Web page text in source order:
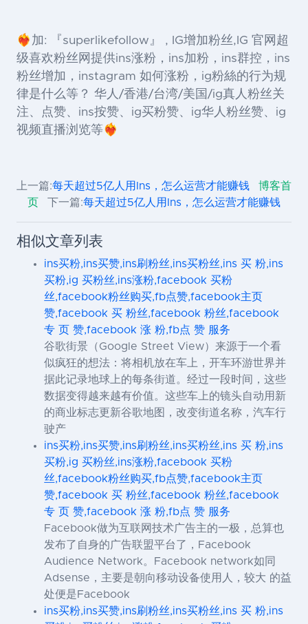
❤️‍🔥加: 『superlikefollow』 , IG增加粉丝,IG 官网超
级喜欢粉丝网提供ins涨粉，ins加粉，ins群控，ins
粉丝增加，instagram 如何涨粉，ig粉絲的行为规
律是什么等？ 华人/香港/台湾/美国/ig真人粉丝关
注、点赞、ins按赞、ig买粉赞、ig华人粉丝赞、ig
视频直播浏览等❤️‍🔥
上一篇:每天超过5亿人用Ins，怎么运营才能赚钱
博客首
页
下一篇:每天超过5亿人用Ins，怎么运营才能赚钱
相似文章列表
ins买粉,ins买赞,ins刷粉丝,ins买粉丝,ins 买 粉,ins
买粉,ig 买粉丝,ins涨粉,facebook 买粉
丝,facebook粉丝购买,fb点赞,facebook主页
赞,facebook 买 粉丝,facebook 粉丝,facebook
专 页 赞,facebook 涨 粉,fb点 赞 服务
谷歌街景（Google Street View）来源于一个看
似疯狂的想法：将相机放在车上，开车环游世界并
据此记录地球上的每条街道。经过一段时间，这些
数据变得越来越有价值。这些车上的镜头自动用新
的商业标志更新谷歌地图，改变街道名称，汽车行
驶产
ins买粉,ins买赞,ins刷粉丝,ins买粉丝,ins 买 粉,ins
买粉,ig 买粉丝,ins涨粉,facebook 买粉
丝,facebook粉丝购买,fb点赞,facebook主页
赞,facebook 买 粉丝,facebook 粉丝,facebook
专 页 赞,facebook 涨 粉,fb点 赞 服务
Facebook做为互联网技术广告主的一极，总算也
发布了自身的广告联盟平台了，Facebook
Audience Network。Facebook network如同
Adsense，主要是朝向移动设备使用人，较大 的益
处便是Facebook
ins买粉,ins买赞,ins刷粉丝,ins买粉丝,ins 买 粉,ins